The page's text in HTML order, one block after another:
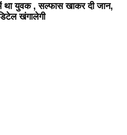
था युवक , सल्फास खाकर दी जान,
खंगालेगी